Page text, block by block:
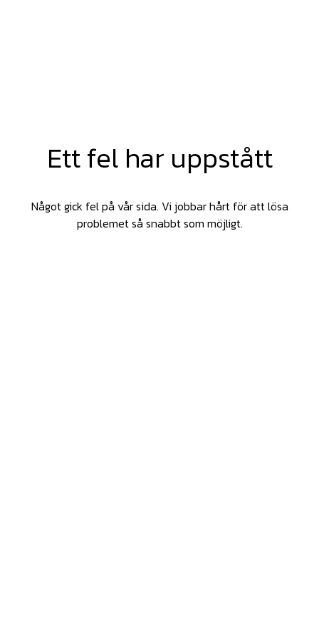
Ett fel har uppstått
Något gick fel på vår sida. Vi jobbar hårt för att lösa
problemet så snabbt som möjligt.